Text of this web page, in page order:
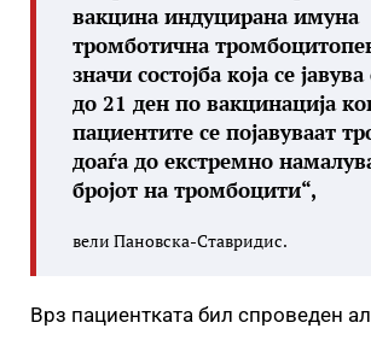
вакцина индуцирана имуна
тромботична
значи состојба која се
до 21 ден по вакцинација
пациентите се појавуваат
доаѓа до екстремно
бројот на тромбоцити“,
вели Пановска-Ставридис.
Врз пациентката бил спроведен